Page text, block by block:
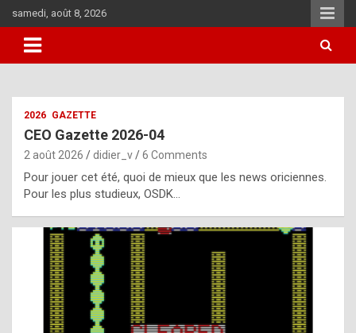
to
content
samedi, août 8, 2026
i
u
l
2026 GAZETTE
CEO Gazette 2026-04
2 août 2026 didier_v 6 Comments
Pour jouer cet été, quoi de mieux que les news oriciennes.
Pour les plus studieux, OSDK…